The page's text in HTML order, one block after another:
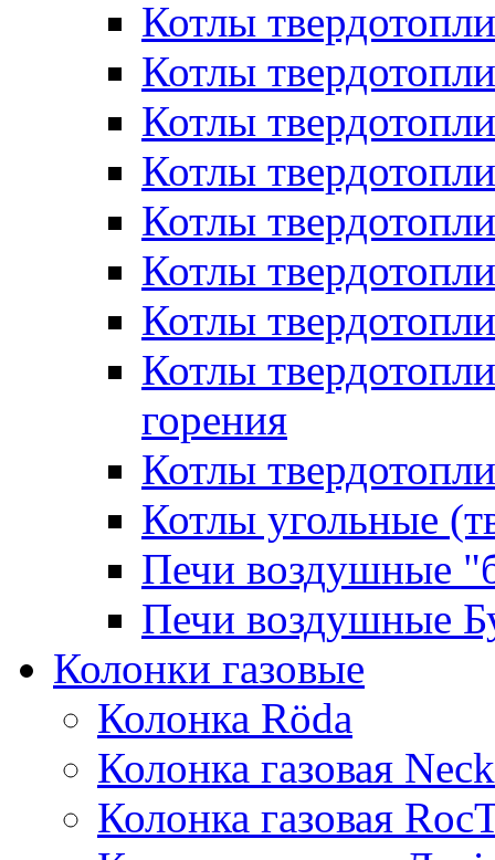
Котлы
Котлы
Котлы
Котлы
Котлы
Котлы
Котлы
Котлы
горения
Котлы
Котлы угольные
Печи воздушные
Печи воздушные
Колонки газовые
Колонка Rӧda
Колонка газовая
Колонка газовая